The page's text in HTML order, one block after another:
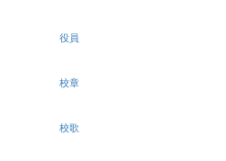
役員
校章
校歌